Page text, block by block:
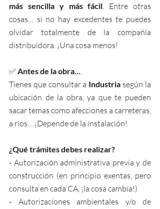
más sencilla y más fácil. Entre otras
cosas… si no hay excedentes te puedes
olvidar totalmente de la compañía
distribuidora. ¡Una cosa menos!
✅ Antes de la obra…
Tienes que consultar a Industria según la
ubicación de la obra, ya que te pueden
sacar temas como afecciones a carreteras,
a ríos… ¡Depende de la instalación!
¿Qué trámites debes realizar?
- Autorización administrativa previa y de
construcción (en principio exentas, pero
consulta en cada CA, ¡la cosa cambia!)
- Autorizaciones ambientales y/o de